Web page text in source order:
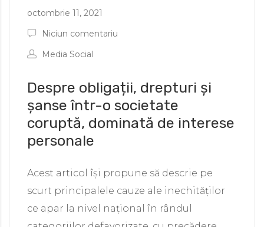
octombrie 11, 2021
Niciun comentariu
Media Social
Despre obligații, drepturi și
șanse într-o societate
coruptă, dominată de interese
personale
Acest articol își propune să descrie pe
scurt principalele cauze ale inechităților
ce apar la nivel național în rândul